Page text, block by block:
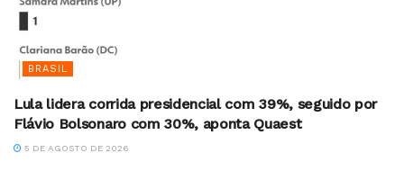
BRASIL
Lula lidera corrida presidencial com 39%, seguido por
Flávio Bolsonaro com 30%, aponta Quaest
5 DE AGOSTO DE 2026